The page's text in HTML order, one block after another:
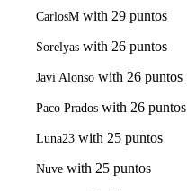
CarlosM with 29 puntos
Sorelyas with 26 puntos
Javi Alonso with 26 puntos
Paco Prados with 26 puntos
Luna23 with 25 puntos
Nuve with 25 puntos